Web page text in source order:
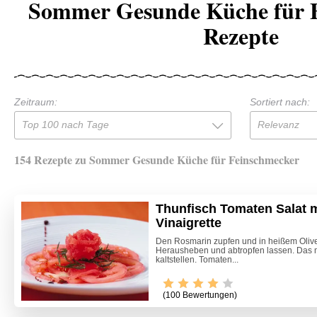
Sommer Gesunde Küche für
Rezepte
Zeitraum:
Top 100 nach Tage
Sortiert nach:
Relevanz
154 Rezepte zu Sommer Gesunde Küche für Feinschmecker
Thunfisch Tomaten Salat
Vinaigrette
Den Rosmarin zupfen und in heißem
Herausheben und abtropfen lassen. Das
kaltstellen. Tomaten...
(100 Bewertungen)